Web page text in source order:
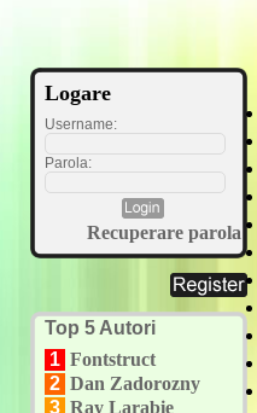
Logare
Username:
Parola:
Recuperare parola
Top 5 Autori
1 Fontstruct
2 Dan Zadorozny
3 Ray Larabie